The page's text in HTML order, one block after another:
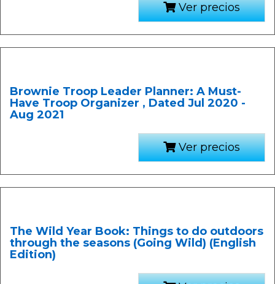
Ver precios
Brownie Troop Leader Planner: A Must-
Have Troop Organizer , Dated Jul 2020 -
Aug 2021
Ver precios
The Wild Year Book: Things to do outdoors
through the seasons (Going Wild) (English
Edition)